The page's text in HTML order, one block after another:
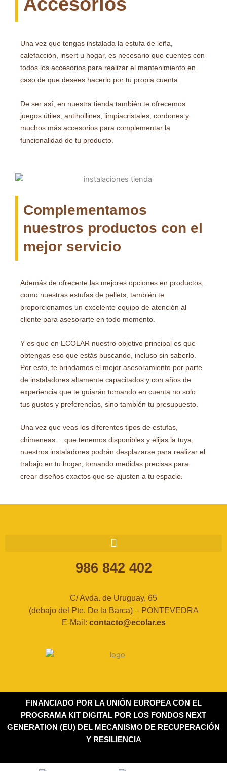
Una vez que tengas instalada la estufa de leña,
calefacción, insert u hogar, es necesario que cuentes con
todos los accesorios para realizar el mantenimiento en
caso de que desees hacerlo por tu propia cuenta.
De ser así, en nuestra tienda también te ofrecemos
juegos útiles, antihollines, limpiacristales, cordones y
muchos más accesorios para complementar la
funcionalidad de tu producto.
Complementamos
nuestros productos con el
mejor servicio
Además de ofrecerte las mejores opciones en productos,
como nuestras estufas de pellets, también te
proporcionamos un excelente equipo de atención al
cliente para asesorarte en todo momento.
Y es que en ECOLAR nuestro objetivo principal es que
obtengas eso que estás buscando, incluso sin saberlo.
Por esto, te brindamos el mejor asesoramiento por parte
de instaladores altamente capacitados y con años de
experiencia que te guiarán tomando en cuenta no solo
tus gustos y preferencias, sino también tu presupuesto.
Una vez que veas los diferentes tipos de estufas,
chimeneas… que tenemos disponibles y elijas la tuya,
nuestros instaladores podrán desplazarse para realizar el
trabajo en tu hogar, tomando medidas precisas para
crear diseños exactos que se ajusten a tu espacio.
986 842 402
C/ Avda. de Uruguay, 65
(debajo del Pte. De la Barca) – PONTEVEDRA
E-Mail: contacto@ecolar.es
FINANCIADO POR LA UNIÓN EUROPEA CON EL
PROGRAMA KIT DIGITAL POR LOS FONDOS NEXT
GENERATION (EU) DEL MECANISMO DE RECUPERACIÓN
Y RESILIENCIA